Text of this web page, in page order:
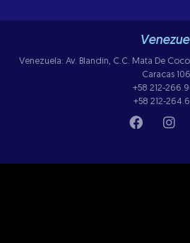
Venezuela: Av. Blandin, C.C. Mata De
Caracas
+58 212-
+58 212-